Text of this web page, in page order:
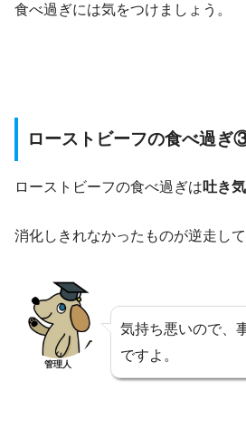
食べ過ぎには気をつけましょう。
ローストビーフの食べ過ぎ
ローストビーフの食べ過ぎは吐き気
消化しきれなかったものが逆走して
管理人
気持ち悪いので、
ですよ。